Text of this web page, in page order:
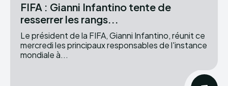
FIFA : Gianni Infantino tente de
resserrer les rangs...
Le président de la FIFA, Gianni Infantino, réunit ce
mercredi les principaux responsables de l'instance
mondiale à...